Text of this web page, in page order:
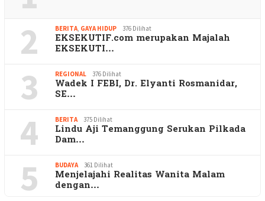
2 BERITA, GAYA HIDUP 376 Dilihat
EKSEKUTIF.com merupakan Majalah
EKSEKUTI…
3 REGIONAL 376 Dilihat
Wadek I FEBI, Dr. Elyanti Rosmanidar,
SE…
4 BERITA 375 Dilihat
Lindu Aji Temanggung Serukan Pilkada
Dam…
5 BUDAYA 361 Dilihat
Menjelajahi Realitas Wanita Malam
dengan…